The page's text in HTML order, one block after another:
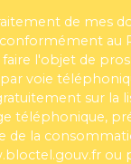
de mes
au
faire l'objet de
voie
sur la
téléphonique,
de la
ou